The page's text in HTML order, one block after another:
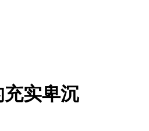
实卑沉